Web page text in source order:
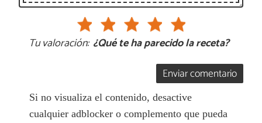
Tu valoración: ¿Qué te ha parecido la receta?
Enviar comentario
Si no visualiza el contenido, desactive
cualquier adblocker o complemento que pueda